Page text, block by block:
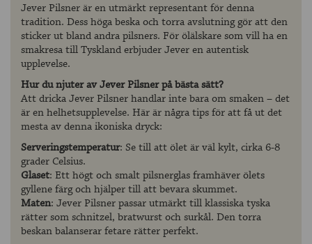
Jever Pilsner är en utmärkt representant för denna
tradition. Dess höga beska och torra avslutning gör att den
sticker ut bland andra pilsners. För ölälskare som vill ha en
smakresa till Tyskland erbjuder Jever en autentisk
upplevelse.
Hur du njuter av Jever Pilsner på bästa sätt?
Att dricka Jever Pilsner handlar inte bara om smaken – det
är en helhetsupplevelse. Här är några tips för att få ut det
mesta av denna ikoniska dryck:
Serveringstemperatur: Se till att ölet är väl kylt, cirka 6-8
grader Celsius.
Glaset: Ett högt och smalt pilsnerglas framhäver ölets
gyllene färg och hjälper till att bevara skummet.
Maten: Jever Pilsner passar utmärkt till klassiska tyska
rätter som schnitzel, bratwurst och surkål. Den torra
beskan balanserar fetare rätter perfekt.